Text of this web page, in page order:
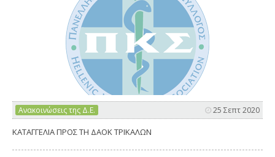
Ανακοινώσεις της Δ.Ε. 25 Σεπτ 2020
ΚΑΤΑΓΓΕΛΙΑ ΠΡΟΣ ΤΗ ΔΑΟΚ ΤΡΙΚΑΛΩΝ